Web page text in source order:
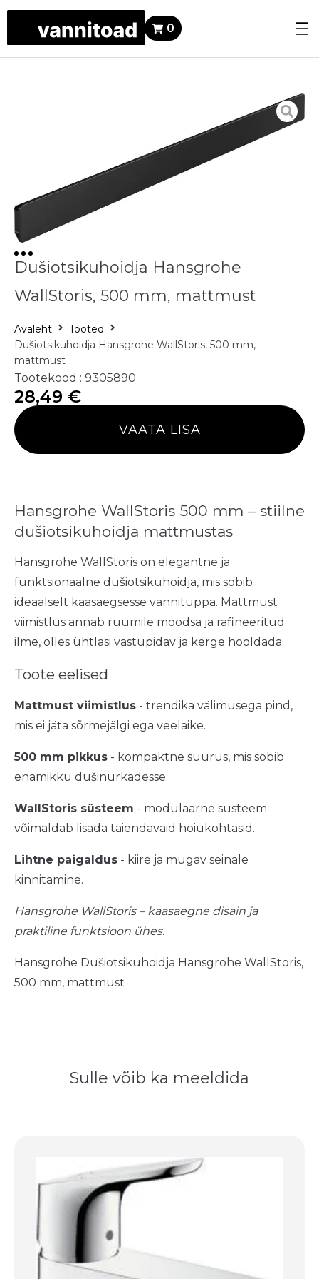
0
Dušiotsikuhoidja Hansgrohe
WallStoris, 500 mm, mattmust
Avaleht
Tooted
Dušiotsikuhoidja Hansgrohe WallStoris, 500 mm,
mattmust
Tootekood : 9305890
28,49 €
VAATA LISA
Hansgrohe WallStoris 500 mm – stiilne
dušiotsikuhoidja mattmustas
Hansgrohe WallStoris on elegantne ja
funktsionaalne dušiotsikuhoidja, mis sobib
ideaalselt kaasaegsesse vannituppa. Mattmust
viimistlus annab ruumile moodsa ja rafineeritud
ilme, olles ühtlasi vastupidav ja kerge hooldada.
Toote eelised
Mattmust viimistlus - trendika välimusega pind,
mis ei jäta sõrmejälgi ega veelaike.
500 mm pikkus - kompaktne suurus, mis sobib
enamikku dušinurkadesse.
WallStoris süsteem - modulaarne süsteem
võimaldab lisada täiendavaid hoiukohtasid.
Lihtne paigaldus - kiire ja mugav seinale
kinnitamine.
Hansgrohe WallStoris – kaasaegne disain ja
praktiline funktsioon ühes.
Hansgrohe Dušiotsikuhoidja Hansgrohe WallStoris,
500 mm, mattmust
Sulle võib ka meeldida